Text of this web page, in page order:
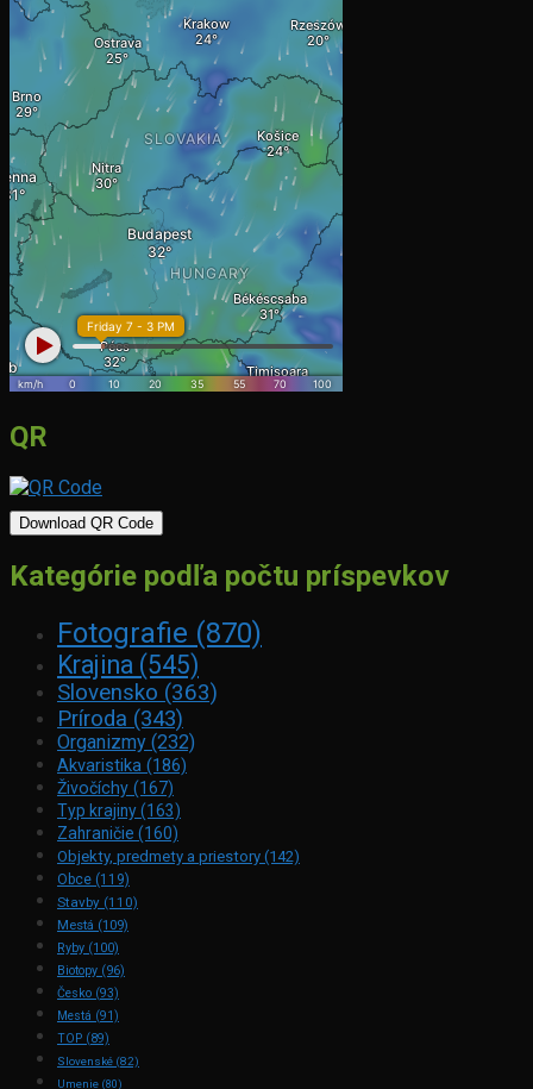
QR
Download QR Code
Kategórie podľa počtu príspevkov
Fotografie (870)
Krajina (545)
Slovensko (363)
Príroda (343)
Organizmy (232)
Akvaristika (186)
Živočíchy (167)
Typ krajiny(163)
Zahraničie (160)
Objekty, predmety a priestory (142)
Obce (119)
Stavby (110)
Mestá (109)
Ryby (100)
Biotopy (96)
Česko (93)
Mestá (91)
TOP (89)
Slovenské (82)
Umenie (80)